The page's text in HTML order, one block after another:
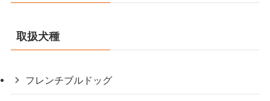
取扱犬種
フレンチブルドッグ